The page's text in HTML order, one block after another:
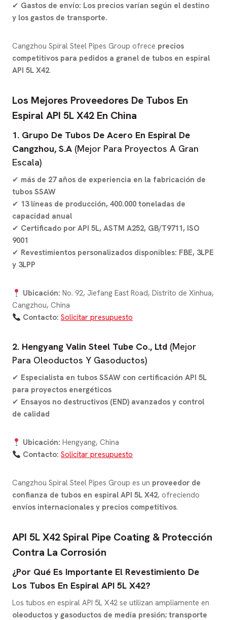
✔ Gastos de envío: Los precios varían según el destino
y los gastos de transporte.
Cangzhou Spiral Steel Pipes Group ofrece precios
competitivos para pedidos a granel de tubos en espiral
API 5L X42.
Los Mejores Proveedores De Tubos En
Espiral API 5L X42 En China
1. Grupo De Tubos De Acero En Espiral De
Cangzhou, S.A (Mejor Para Proyectos A Gran
Escala)
✔ más de 27 años de experiencia en la fabricación de
tubos SSAW
✔ 13 líneas de producción, 400.000 toneladas de
capacidad anual
✔ Certificado por API 5L, ASTM A252, GB/T9711, ISO
9001
✔ Revestimientos personalizados disponibles: FBE, 3LPE
y 3LPP
Ubicación: No. 92, Jiefang East Road, Distrito de Xinhua,
Cangzhou, China
Contacto: Solicitar presupuesto
2. Hengyang Valin Steel Tube Co., Ltd (Mejor
Para Oleoductos Y Gasoductos)
✔ Especialista en tubos SSAW con certificación API 5L
para proyectos energéticos
✔ Ensayos no destructivos (END) avanzados y control
de calidad
Ubicación: Hengyang, China
Contacto: Solicitar presupuesto
Cangzhou Spiral Steel Pipes Group es un proveedor de
confianza de tubos en espiral API 5L X42, ofreciendo
envíos internacionales y precios competitivos.
API 5L X42 Spiral Pipe Coating & Protección
Contra La Corrosión
¿Por Qué Es Importante El Revestimiento De
Los Tubos En Espiral API 5L X42?
Los tubos en espiral API 5L X42 se utilizan ampliamente en
oleoductos y gasoductos de media presión; transporte